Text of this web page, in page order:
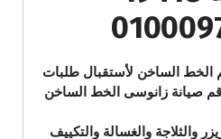
الخط الساخن لأستقبال طلبات
صيانة زانوسى الخط الساخن
والثلاجة والغسالة والتكييف